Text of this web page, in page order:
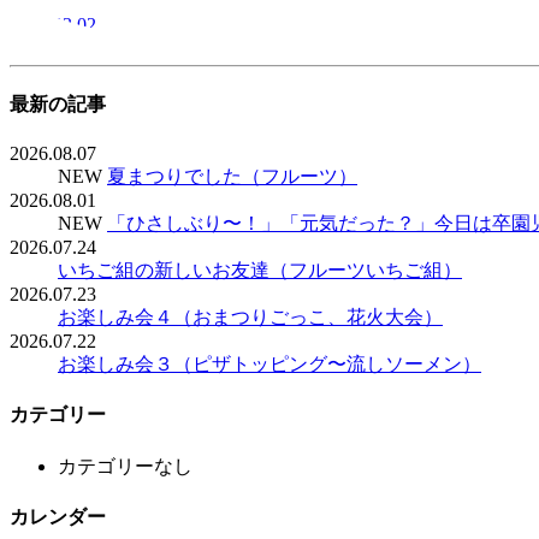
2023.03.02
最新の記事
2026.08.07
NEW 夏まつりでした（フルーツ）
2026.08.01
NEW
「ひさしぶり〜！」「元気だった？」今日は卒園
2026.07.24
いちご組の新しいお友達（フルーツいちご組）
2026.07.23
お楽しみ会４（おまつりごっこ、花火大会）
2026.07.22
お楽しみ会３（ピザトッピング〜流しソーメン）
カテゴリー
カテゴリーなし
カレンダー